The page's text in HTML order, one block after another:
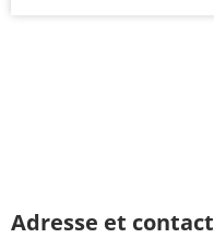
Adresse et contact